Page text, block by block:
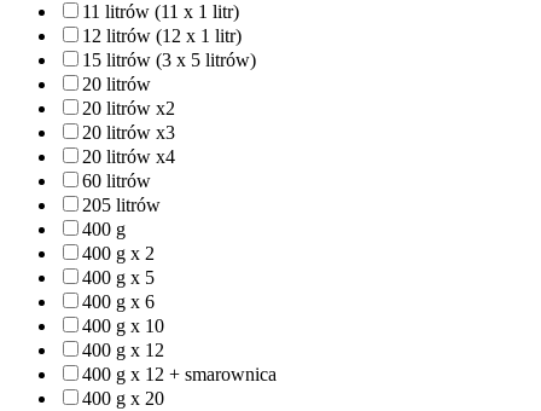
11 litrów (11 x 1 litr)
12 litrów (12 x 1 litr)
15 litrów (3 x 5 litrów)
20 litrów
20 litrów x2
20 litrów x3
20 litrów x4
60 litrów
205 litrów
400 g
400 g x 2
400 g x 5
400 g x 6
400 g x 10
400 g x 12
400 g x 12 + smarownica
400 g x 20